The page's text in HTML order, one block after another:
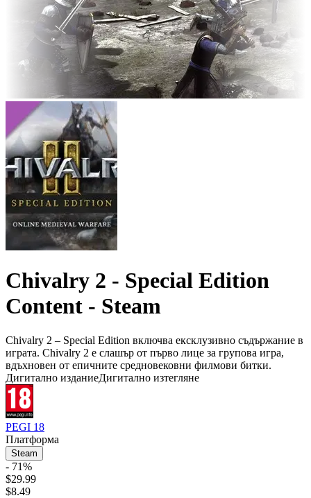
Chivalry 2 - Special Edition
Content - Steam
Chivalry 2 – Special Edition включва ексклузивно съдържание в
играта. Chivalry 2 е слашър от първо лице за групова игра,
вдъхновен от епичните средновековни филмови битки.
Дигитално изданиеДигитално изтегляне
PEGI 18
Платформа
Steam
- 71%
$29.99
$8.49